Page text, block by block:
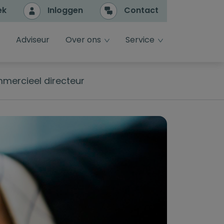
Inloggen Contact
Adviseur Over ons dropdown toggle
Service dropdown toggle
directeur